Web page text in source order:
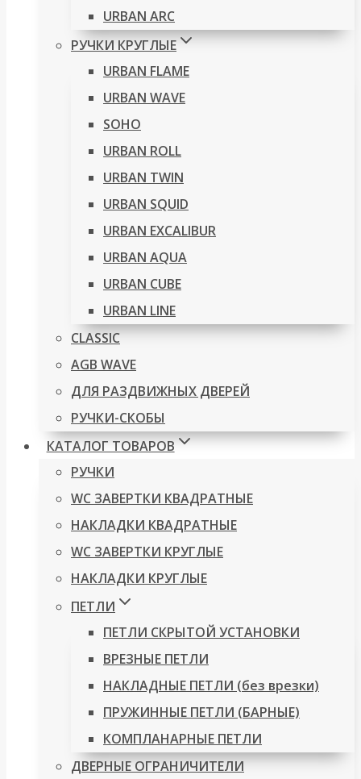
URBAN ARC
РУЧКИ КРУГЛЫЕ
URBAN FLAME
URBAN WAVE
SOHO
URBAN ROLL
URBAN TWIN
URBAN SQUID
URBAN EXCALIBUR
URBAN AQUA
URBAN CUBE
URBAN LINE
CLASSIC
AGB WAVE
ДЛЯ РАЗДВИЖНЫХ ДВЕРЕЙ
РУЧКИ-СКОБЫ
КАТАЛОГ ТОВАРОВ
РУЧКИ
WC ЗАВЕРТКИ КВАДРАТНЫЕ
НАКЛАДКИ КВАДРАТНЫЕ
WC ЗАВЕРТКИ КРУГЛЫЕ
НАКЛАДКИ КРУГЛЫЕ
ПЕТЛИ
ПЕТЛИ СКРЫТОЙ УСТАНОВКИ
ВРЕЗНЫЕ ПЕТЛИ
НАКЛАДНЫЕ ПЕТЛИ (без врезки)
ПРУЖИННЫЕ ПЕТЛИ (БАРНЫЕ)
КОМПЛАНАРНЫЕ ПЕТЛИ
ДВЕРНЫЕ ОГРАНИЧИТЕЛИ